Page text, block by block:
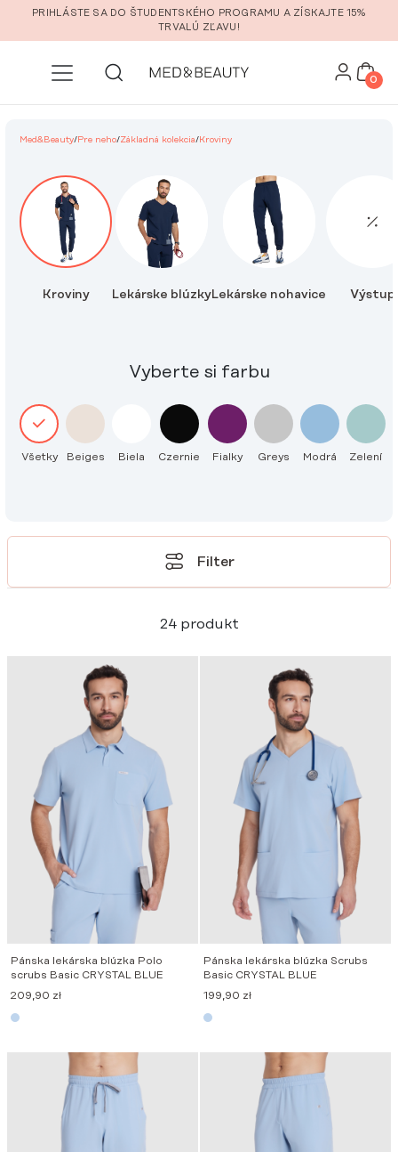
Prejsť na hlavný obsah
PRIHLÁSTE SA DO ŠTUDENTSKÉHO PROGRAMU A ZÍSKAJTE 15%
TRVALÚ ZĽAVU!
0
Med&Beauty/Pre neho/Základná kolekcia/Kroviny
Kroviny Lekárske blúzkyLekárske nohavice Výstup
Vyberte si farbu
Všetky Beiges Biela Czernie Fialky Greys Modrá Zelení
Filter
24 produkt
Pánska lekárska blúzka Polo
scrubs Basic CRYSTAL BLUE
209,90 zł
Pánska lekárska blúzka Scrubs
Basic CRYSTAL BLUE
199,90 zł